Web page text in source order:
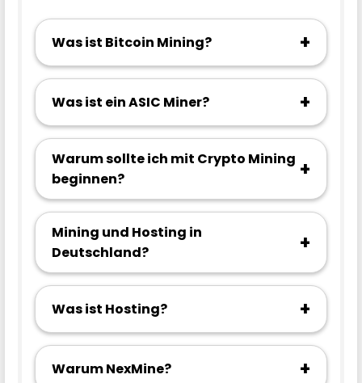
Was ist Bitcoin Mining? +
Was ist ein ASIC Miner? +
Warum sollte ich mit Crypto Mining
beginnen?
+
Mining und Hosting in
Deutschland?
+
Was ist Hosting? +
Warum NexMine? +